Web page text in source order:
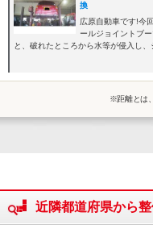
換
広原自動車です!今
ールジョイントブ
と、破れたところから水等が侵入し
※距離とは
近隣都道府県から